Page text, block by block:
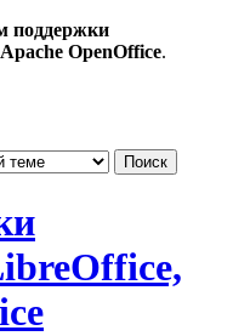
поддержки
OpenOffice.